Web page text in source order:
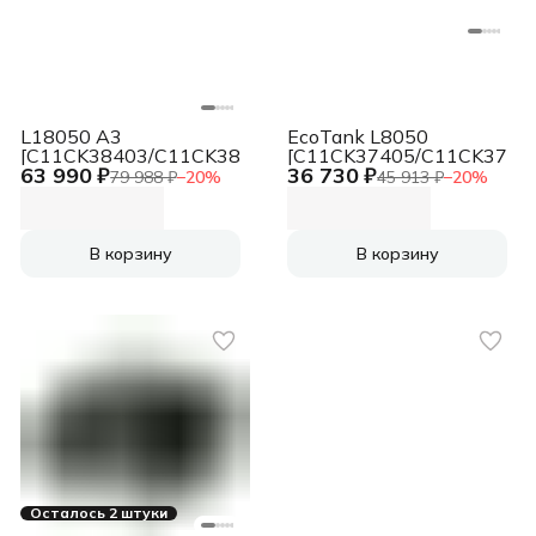
63 990 ₽79 988 ₽−20%
L18050 A3
[C11CK38403/C11CK38505/C11CK38503]
В корзину
36 730 ₽45 913 ₽−20%
EcoTank L8050
[C11CK37405/
В корзину
Осталось 2 штуки